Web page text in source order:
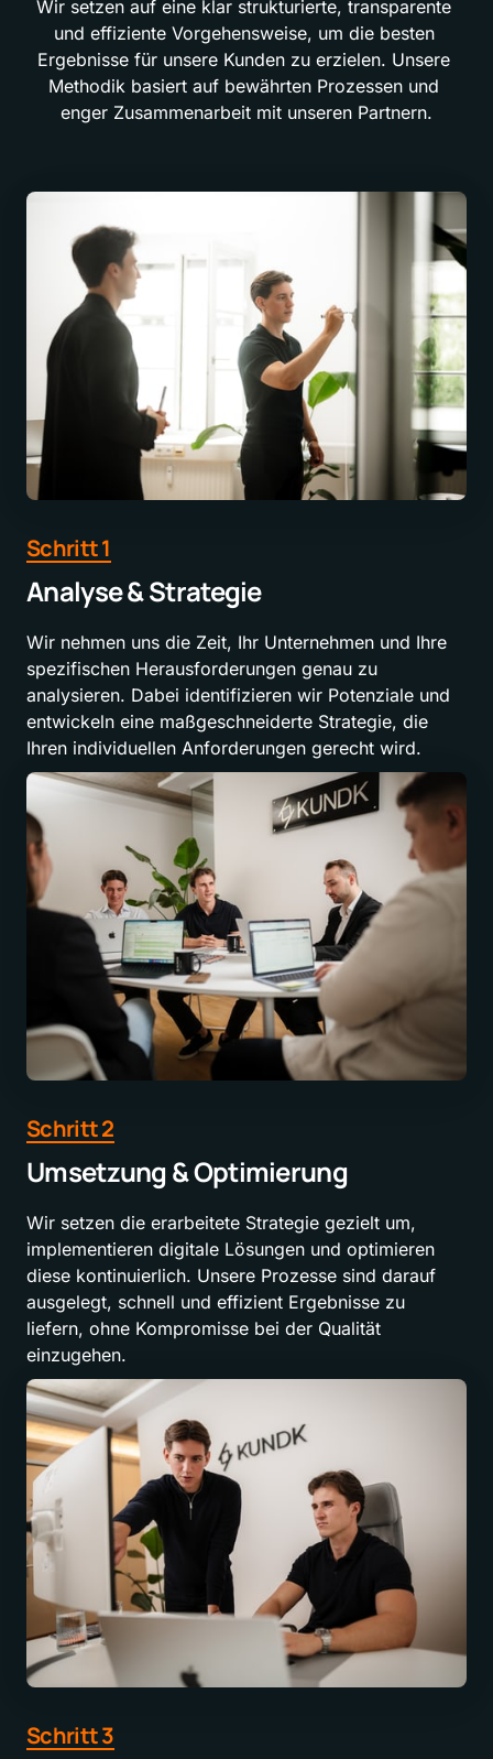
Wir setzen auf eine klar strukturierte, transparente
und effiziente Vorgehensweise, um die besten
Ergebnisse für unsere Kunden zu erzielen. Unsere
Methodik basiert auf bewährten Prozessen und
enger Zusammenarbeit mit unseren Partnern.
Schritt 1
Analyse & Strategie
Wir nehmen uns die Zeit, Ihr Unternehmen und Ihre
spezifischen Herausforderungen genau zu
analysieren. Dabei identifizieren wir Potenziale und
entwickeln eine maßgeschneiderte Strategie, die
Ihren individuellen Anforderungen gerecht wird.
Schritt 2
Umsetzung & Optimierung
Wir setzen die erarbeitete Strategie gezielt um,
implementieren digitale Lösungen und optimieren
diese kontinuierlich. Unsere Prozesse sind darauf
ausgelegt, schnell und effizient Ergebnisse zu
liefern, ohne Kompromisse bei der Qualität
einzugehen.
Schritt 3